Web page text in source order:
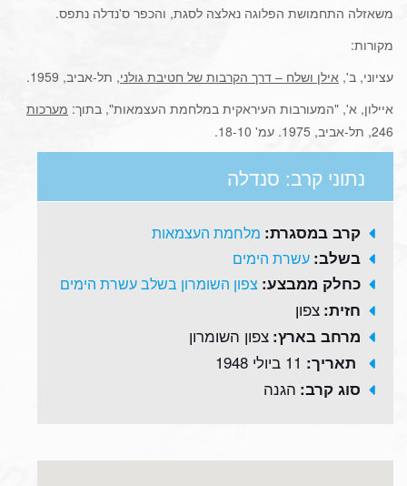
משאזלה התחמושת הפלוגה נאלצה לסגת, והכפר ס'נדלה נתפס.
מקורות:
עציוני, ב', אילן ושלח – דרך הקרבות של חטיבת גולני, תל-אביב, 1959.
איילון, א', "המעורבות העיראקית במלחמת העצמאות", בתוך: מערכות
246, תל-אביב, 1975. עמ' 18-10.
נתוני קרב: סנדלה
קרב במסגרת: מלחמת העצמאות
בשלב: עשרת הימים
כחלק ממבצע: צפון השומרון בשלב עשרת הימים
חזית: צפון
מרחב בארץ: צפון השומרון
תאריך: 11 ביולי 1948
סוג קרב: הגנה